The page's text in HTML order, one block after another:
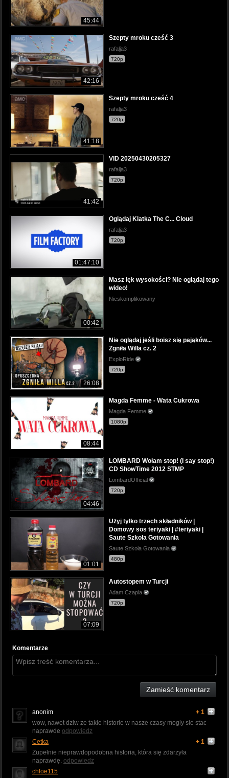
45:44
42:16
Szepty mroku cześć 3
rafalja3
720p
41:18
Szepty mroku cześć 4
rafalja3
720p
41:42
VID 20250430205327
rafalja3
720p
01:47:10
Oglądaj Klatka The C... Cloud
rafalja3
720p
00:42
Masz lęk wysokości? Nie oglądaj tego
wideo!
Nieskomplikowany
26:08
Nie oglądaj jeśli boisz się pająków...
Zgniła Willa cz. 2
ExploRide
720p
08:44
Magda Femme - Wata Cukrowa
Magda Femme
1080p
04:46
LOMBARD Wołam stop! (I say stop!)
CD ShowTime 2012 STMP
LombardOfficial
720p
01:01
Użyj tylko trzech składników |
Domowy sos teriyaki | #teriyaki |
Saute Szkoła Gotowania
Saute Szkoła Gotowania
480p
07:09
Autostopem w Turcji
Adam Czapla
720p
Komentarze
Zamieść komentarz
anonim
+ 1
wow, nawet dziw ze takie historie w nasze czasy mogly sie stac
naprawde odpowiedz
Cetka
+ 1
Zupełnie nieprawdopodobna historia, która się zdarzyła
naprawdę. odpowiedz
chloe115